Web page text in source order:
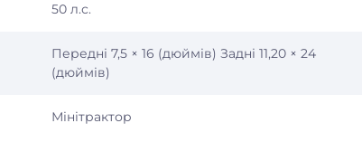
50 л.с.
Передні 7,5 × 16 (дюймів) Задні 11,20 × 24
(дюймів)
Мінітрактор